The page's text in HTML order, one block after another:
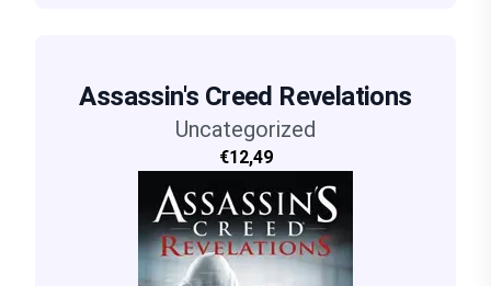
Assassin's Creed Revelations
Uncategorized
€12,49